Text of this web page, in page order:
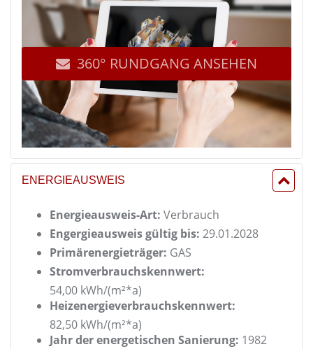
360° RUNDGANG ANSEHEN
ENERGIEAUSWEIS
Energieausweis-Art: Verbrauch
Engergieausweis gültig bis: 29.01.2028
Primärenergieträger: GAS
Stromverbrauchskennwert:
54,00 kWh/(m²*a)
Heizenergieverbrauchskennwert:
82,50 kWh/(m²*a)
Jahr der energetischen Sanierung: 1982